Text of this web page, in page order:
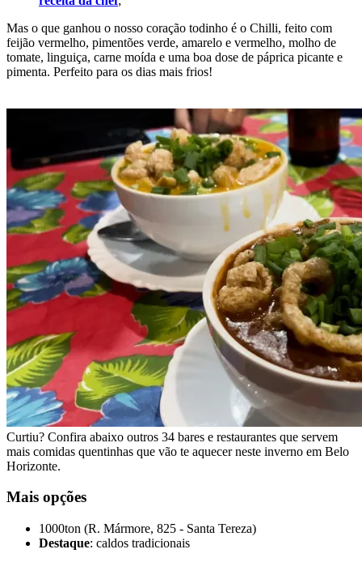
Mas o que ganhou o nosso coração todinho é o Chilli, feito com
feijão vermelho, pimentões verde, amarelo e vermelho, molho de
tomate, linguiça, carne moída e uma boa dose de páprica picante e
pimenta. Perfeito para os dias mais frios!
Curtiu? Confira abaixo outros 34 bares e restaurantes que servem
mais comidas quentinhas que vão te aquecer neste inverno em Belo
Horizonte.
Mais opções
1000ton (R. Mármore, 825 - Santa Tereza)
Destaque: caldos tradicionais